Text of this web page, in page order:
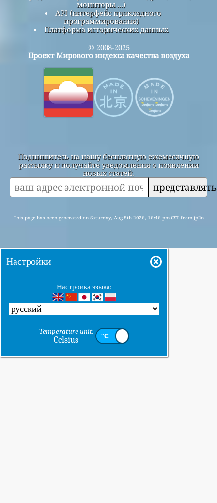
мониторы ...)
API (интерфейс прикладного
программирования)
Платформа исторических данных
© 2008-2025
Проект Мирового индекса качества воздуха
Подпишитесь на нашу бесплатную ежемесячную
рассылку и получайте уведомления о появлении
новых статей.
This page has been generated on Saturday, Aug 8th 2026, 16:46 pm CST from jp2n
Настройки
Настройка языка:
Temperature unit:
Celsius